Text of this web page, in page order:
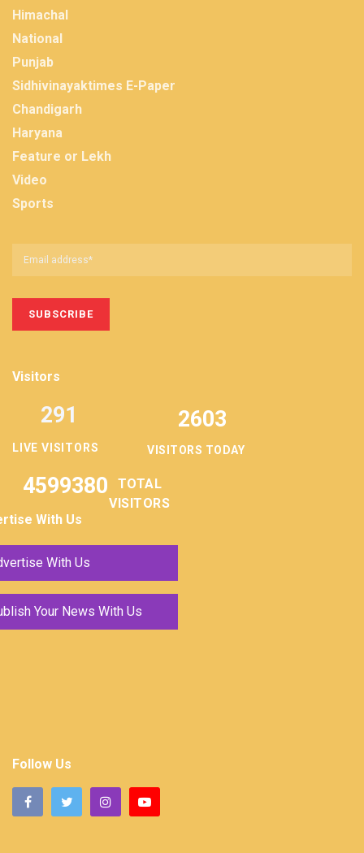
Himachal
National
Punjab
Sidhivinayaktimes E-Paper
Chandigarh
Haryana
Feature or Lekh
Video
Sports
Visitors
LIVE VISITORS
291 2603
VISITORS TODAY
4599380
TOTAL
VISITORS
With Us
With Us
Your News With Us
Follow Us